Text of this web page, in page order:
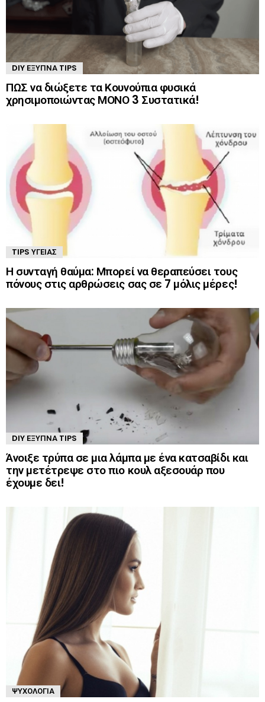
DIY ΈΞΥΠΝΑ TIPS
ΠΩΣ να διώξετε τα Κουνούπια φυσικά
χρησιμοποιώντας ΜΟΝΟ 3 Συστατικά!
TIPS ΥΓΕΊΑΣ
Η συνταγή θαύμα: Μπορεί να θεραπεύσει τους
πόνους στις αρθρώσεις σας σε 7 μόλις μέρες!
DIY ΈΞΥΠΝΑ TIPS
Άνοιξε τρύπα σε μια λάμπα με ένα κατσαβίδι και
την μετέτρεψε στο πιο κουλ αξεσουάρ που
έχουμε δει!
ΨΥΧΟΛΟΓΊΑ